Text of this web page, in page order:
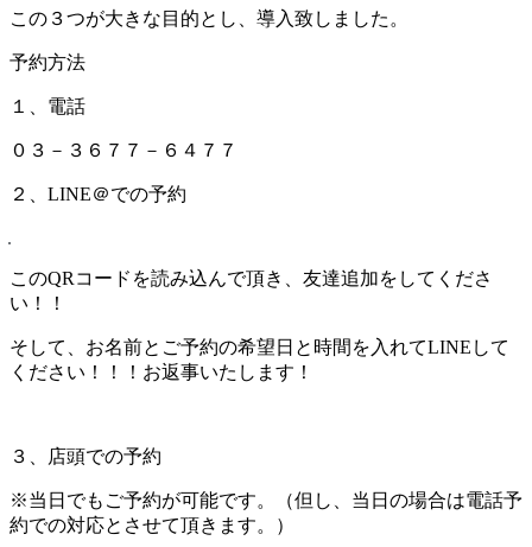
この３つが大きな目的とし、導入致しました。
予約方法
１、電話
０３－３６７７－６４７７
２、LINE＠での予約
このQRコードを読み込んで頂き、友達追加をしてくださ
い！！
そして、お名前とご予約の希望日と時間を入れてLINEして
ください！！！お返事いたします！
３、店頭での予約
※当日でもご予約が可能です。（但し、当日の場合は電話予
約での対応とさせて頂きます。）